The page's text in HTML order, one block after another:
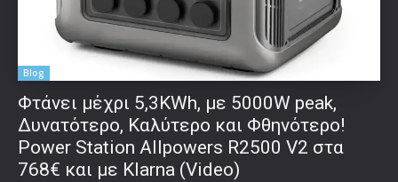
Blog
Φτάνει μέχρι 5,3KWh, με 5000W peak,
Δυνατότερο, Καλύτερο και Φθηνότερο!
Power Station Allpowers R2500 V2 στα
768€ και με Klarna (Video)